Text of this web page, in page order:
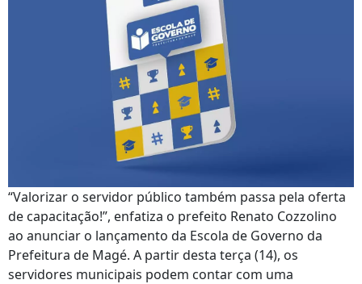
“Valorizar o servidor público também passa pela oferta
de capacitação!”, enfatiza o prefeito Renato Cozzolino
ao anunciar o lançamento da Escola de Governo da
Prefeitura de Magé. A partir desta terça (14), os
servidores municipais podem contar com uma